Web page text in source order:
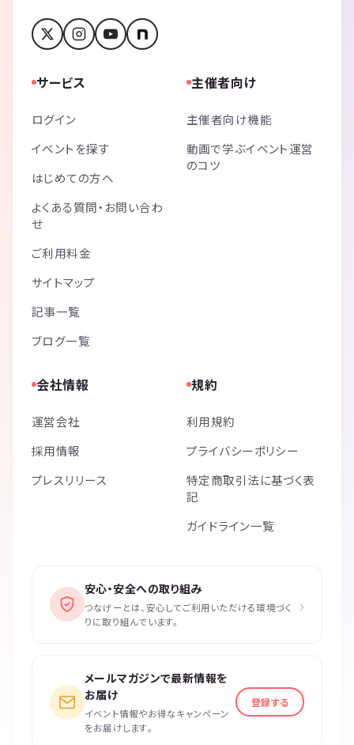
サービス
ログイン
イベントを探す
はじめての方へ
よくある質問・お問い合わ
せ
ご利用料金
サイトマップ
記事一覧
ブログ一覧
主催者向け
主催者向け機能
動画で学ぶイベント運営
のコツ
会社情報
運営会社
採用情報
プレスリリース
規約
利用規約
プライバシーポリシー
特定商取引法に基づく表
記
ガイドライン一覧
安心・安全への取り組み
つなげーとは、安心してご利用いただける環境づく
りに取り組んでいます。
›
メールマガジンで最新情報を
お届け
イベント情報やお得なキャンペーン
をお届けします。
登録する